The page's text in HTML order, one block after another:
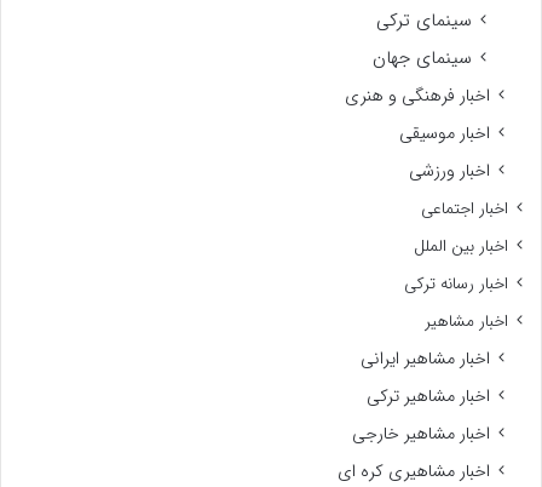
سینمای ترکی
سینمای جهان
اخبار فرهنگی و هنری
اخبار موسیقی
اخبار ورزشی
اخبار اجتماعی
اخبار بین الملل
اخبار رسانه ترکی
اخبار مشاهیر
اخبار مشاهیر ایرانی
اخبار مشاهیر ترکی
اخبار مشاهیر خارجی
اخبار مشاهیری کره ای